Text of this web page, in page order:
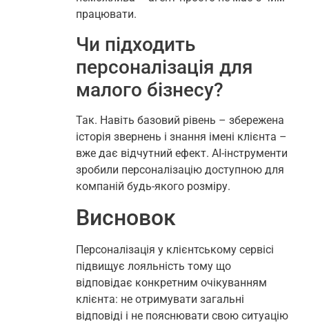
працювати.
Чи підходить
персоналізація для
малого бізнесу?
Так. Навіть базовий рівень – збережена
історія звернень і знання імені клієнта –
вже дає відчутний ефект. AI-інструменти
зробили персоналізацію доступною для
компаній будь-якого розміру.
Висновок
Персоналізація у клієнтському сервісі
підвищує лояльність тому що
відповідає конкретним очікуванням
клієнта: не отримувати загальні
відповіді і не пояснювати свою ситуацію